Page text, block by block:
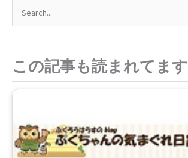
象
この記事も読まれてます